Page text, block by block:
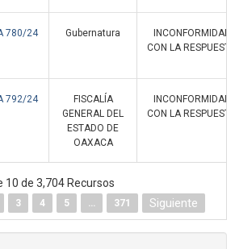
780/24 Gubernatura
INCONFORMIDAD
CON LA
792/24
FISCALÍA
GENERAL DEL
ESTADO DE
OAXACA
INCONFORMIDAD
CON LA
10 de 3,704 Recursos
3 4 5 … 371 Siguiente